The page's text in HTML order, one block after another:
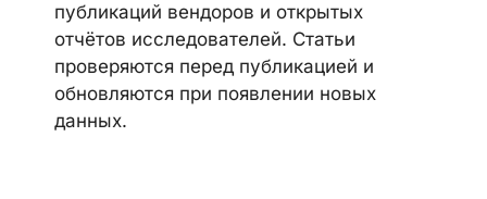
публикаций вендоров и открытых
отчётов исследователей. Статьи
проверяются перед публикацией и
обновляются при появлении новых
данных.